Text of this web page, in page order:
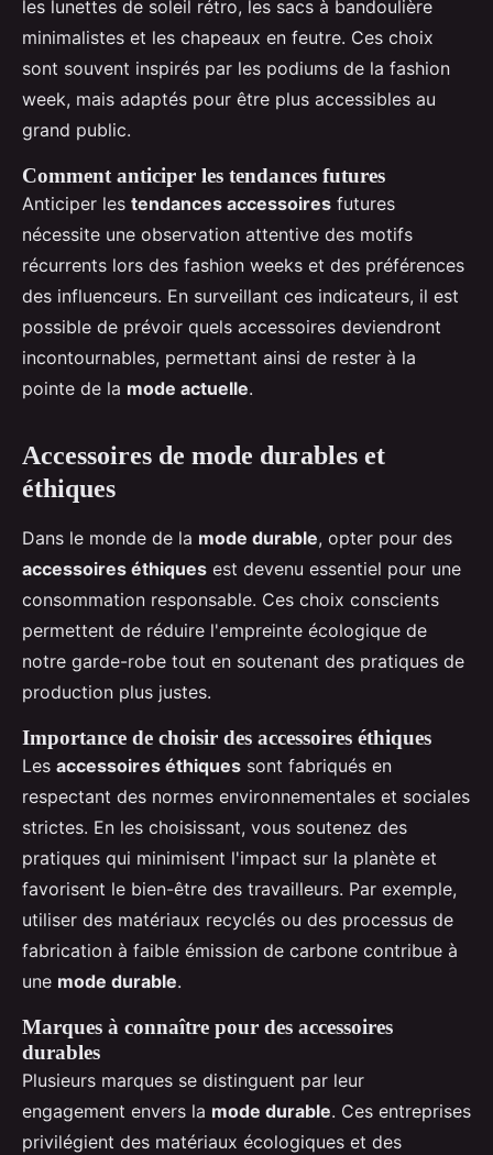
les lunettes de soleil rétro, les sacs à bandoulière
minimalistes et les chapeaux en feutre. Ces choix
sont souvent inspirés par les podiums de la fashion
week, mais adaptés pour être plus accessibles au
grand public.
Comment anticiper les tendances futures
Anticiper les tendances accessoires futures
nécessite une observation attentive des motifs
récurrents lors des fashion weeks et des préférences
des influenceurs. En surveillant ces indicateurs, il est
possible de prévoir quels accessoires deviendront
incontournables, permettant ainsi de rester à la
pointe de la mode actuelle.
Accessoires de mode durables et
éthiques
Dans le monde de la mode durable, opter pour des
accessoires éthiques est devenu essentiel pour une
consommation responsable. Ces choix conscients
permettent de réduire l'empreinte écologique de
notre garde-robe tout en soutenant des pratiques de
production plus justes.
Importance de choisir des accessoires éthiques
Les accessoires éthiques sont fabriqués en
respectant des normes environnementales et sociales
strictes. En les choisissant, vous soutenez des
pratiques qui minimisent l'impact sur la planète et
favorisent le bien-être des travailleurs. Par exemple,
utiliser des matériaux recyclés ou des processus de
fabrication à faible émission de carbone contribue à
une mode durable.
Marques à connaître pour des accessoires
durables
Plusieurs marques se distinguent par leur
engagement envers la mode durable. Ces entreprises
privilégient des matériaux écologiques et des